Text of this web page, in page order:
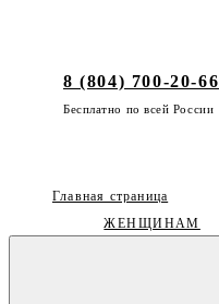
8 (804) 700-20-66
Бесплатно по всей России
ЖЕНЩИНАМ
Главная страница